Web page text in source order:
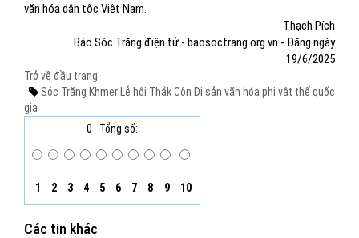
văn hóa dân tộc Việt Nam.
Thạch Pích
Báo Sóc Trăng điện tử - baosoctrang.org.vn - Đăng ngày
19/6/2025
Trở về đầu trang
Sóc Trăng Khmer Lễ hội Thắk Côn Di sản văn hóa phi vật thể quốc
gia
0
Tổng số:
1 2 3 4 5 6 7 8 9 10
Các tin khác